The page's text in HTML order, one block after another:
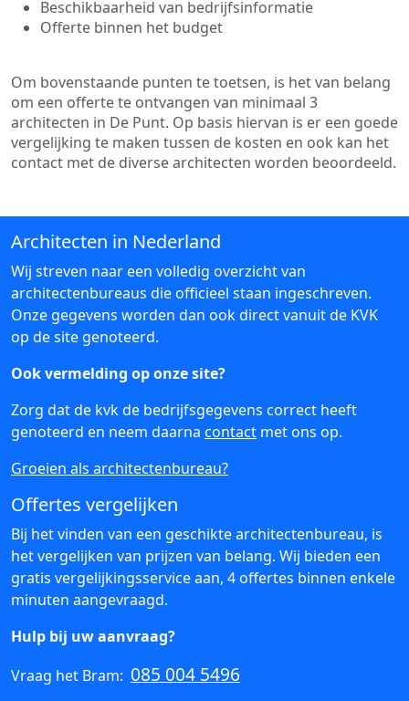
Beschikbaarheid van bedrijfsinformatie
Offerte binnen het budget
Om bovenstaande punten te toetsen, is het van belang
om een offerte te ontvangen van minimaal 3
architecten in De Punt. Op basis hiervan is er een goede
vergelijking te maken tussen de kosten en ook kan het
contact met de diverse architecten worden beoordeeld.
Architecten in Nederland
Wij streven naar een volledig overzicht van
architectenbureaus die officieel staan ingeschreven.
Onze gegevens worden dan ook direct vanuit de KVK
op de site genoteerd.
Ook vermelding op onze site?
Zorg dat de kvk de bedrijfsgegevens correct heeft
genoteerd en neem daarna contact met ons op.
Groeien als architectenbureau?
Offertes vergelijken
Bij het vinden van een geschikte architectenbureau, is
het vergelijken van prijzen van belang. Wij bieden een
gratis vergelijkingsservice aan, 4 offertes binnen enkele
minuten aangevraagd.
Hulp bij uw aanvraag?
Vraag het Bram: 085 004 5496